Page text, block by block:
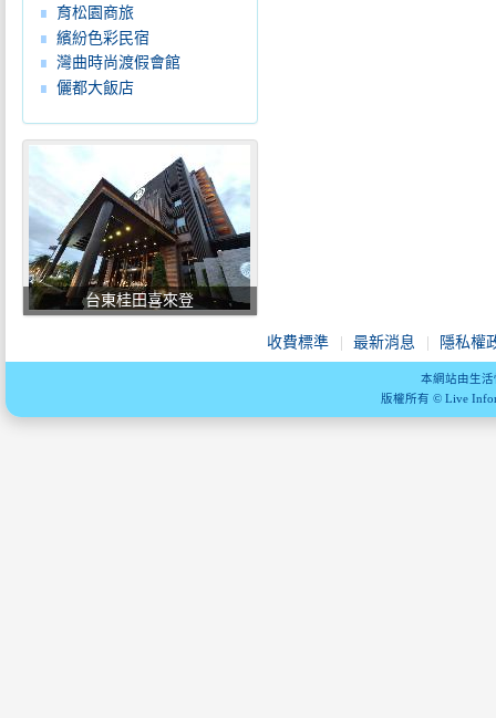
育松園商旅
繽紛色彩民宿
灣曲時尚渡假會館
儷都大飯店
台東桂田喜來登
收費標準 最新消息 隱私權
本網站由生
版權所有 © Live